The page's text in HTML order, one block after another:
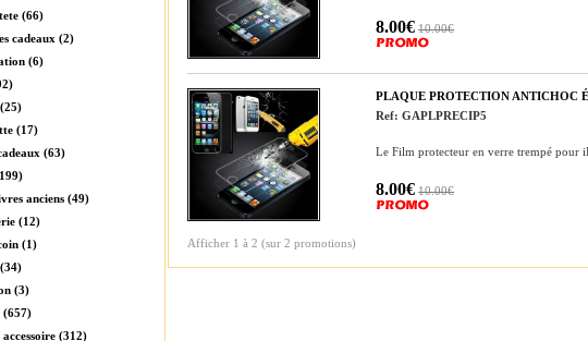
(66)
cadeaux (2)
(6)
(17)
(63)
anciens (49)
(12)
(1)
(3)
(657)
accessoire (312)
8.00€ 10.00€
PLAQUE PROTECTION ANTICHOC
Ref: GAPLPRECIP5
Le Film protecteur en verre trempé pour
8.00€ 10.00€
Afficher 1 à 2 (sur 2 promotions)